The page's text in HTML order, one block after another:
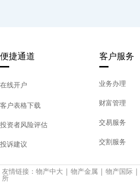
便捷通道
在线开户
客户表格下载
投资者风险评估
投诉建议
业务办理
财富管理
交易服务
交割服务
客户服务
友情链接： 物产中大 | 物产金属 | 物产国际 |
所